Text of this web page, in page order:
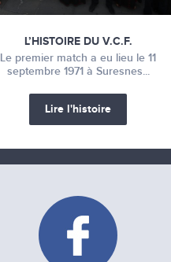
L’HISTOIRE DU V.C.F.
Le premier match a eu lieu le 11
septembre 1971 à Suresnes...
Lire l'histoire